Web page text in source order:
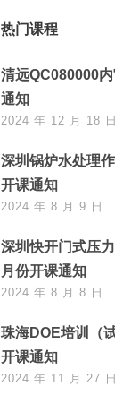
热门课程
清远QC080000
通知
2024 年 12 月 18 日
深圳锅炉水处理
开课通知
2024 年 8 月 9 日
深圳快开门式压
月份开课通知
2024 年 8 月 8 日
珠海DOE培训（
开课通知
2024 年 11 月 27 日